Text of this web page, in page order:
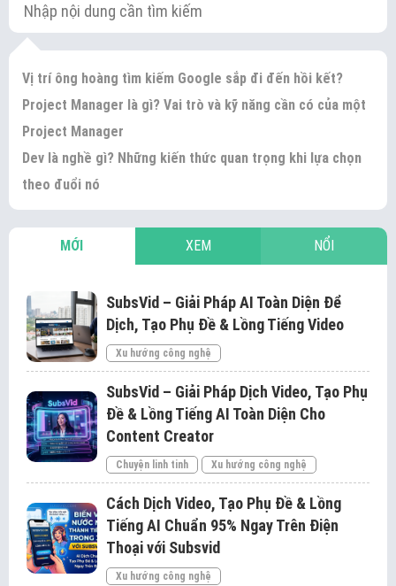
Vị trí ông hoàng tìm kiếm Google sắp đi đến hồi kết?
Project Manager là gì? Vai trò và kỹ năng cần có của một
Project Manager
Dev là nghề gì? Những kiến thức quan trọng khi lựa chọn
theo đuổi nó
MỚI XEM NỔI
SubsVid – Giải Pháp AI Toàn Diện Để
Dịch, Tạo Phụ Đề & Lồng Tiếng Video
Xu hướng công nghệ
SubsVid – Giải Pháp Dịch Video, Tạo Phụ
Đề & Lồng Tiếng AI Toàn Diện Cho
Content Creator
Chuyện linh tinh Xu hướng công nghệ
Cách Dịch Video, Tạo Phụ Đề & Lồng
Tiếng AI Chuẩn 95% Ngay Trên Điện
Thoại với Subsvid
Xu hướng công nghệ